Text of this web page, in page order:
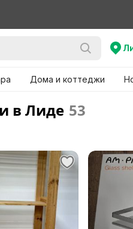
Дома и коттеджи
в Лиде 53